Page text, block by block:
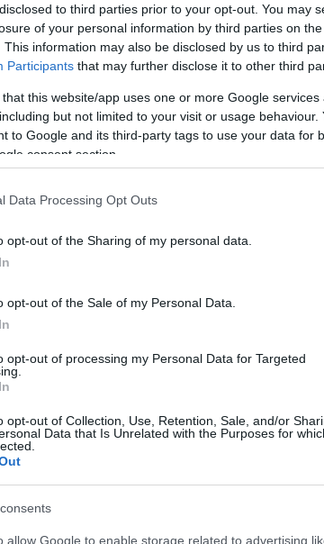
to third parties prior to your opt-out. You may
of your personal information by third parties on the
This information may also be disclosed by us to third
Participants that may further disclose it to other third
that this website/app uses one or more Google
but not limited to your visit or usage behaviour.
to Google and its third-party tags to use your data for
consent section.
Data Processing Opt Outs
opt-out of the Sharing of my personal data.
opt-out of the Sale of my Personal Data.
opt-out of processing my Personal Data for Targeted
opt-out of Collection, Use, Retention, Sale, and/or
Data that Is Unrelated with the Purposes for
allow Google to enable storage related to advertising
προγράμματος των ραδιοφωνικών σταθμών
του Easy 97,2 και του Ρυθμού 949. …